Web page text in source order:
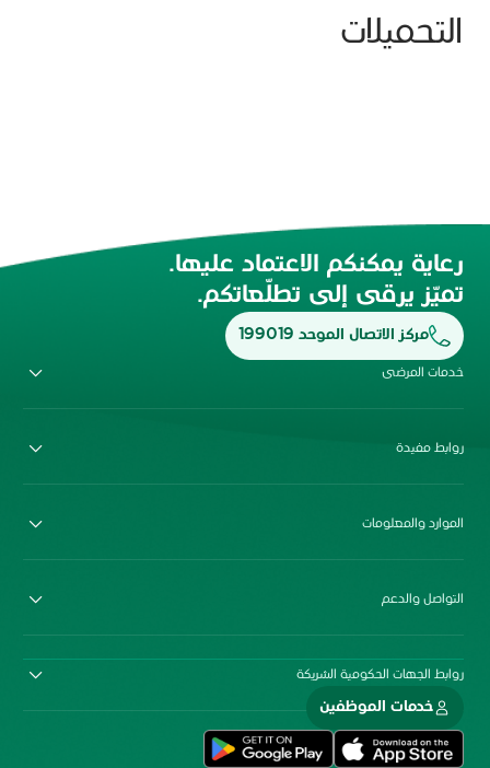
التحميلات
رعاية يمكنكم الاعتماد عليها.
تميّز يرقى إلى تطلّعاتكم.
مركز الاتصال الموحد 199019
خدمات المرضى
روابط مفيدة
الموارد والمعلومات
التواصل والدعم
روابط الجهات الحكومية الشريكة
خدمات الموظفين